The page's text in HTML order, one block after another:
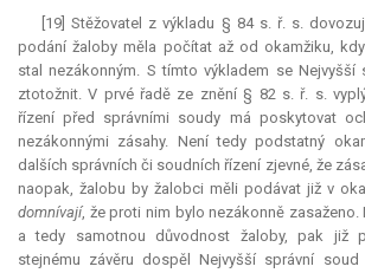
[19] Stěžovatel z výkladu § 84 s. ř. s.
podání žaloby měla počítat až od okamžiku,
stal nezákonným. S tímto výkladem se Nejvyšší
ztotožnit. V prvé řadě ze znění § 82 s. ř. s.
řízení před správními soudy má poskytovat
nezákonnými zásahy. Není tedy podstatný
dalších správních či soudních řízení zjevné, že
naopak, žalobu by žalobci měli podávat již v
domnívají, že proti nim bylo nezákonně zasaženo.
a tedy samotnou důvodnost žaloby, pak již
stejnému závěru dospěl Nejvyšší správní